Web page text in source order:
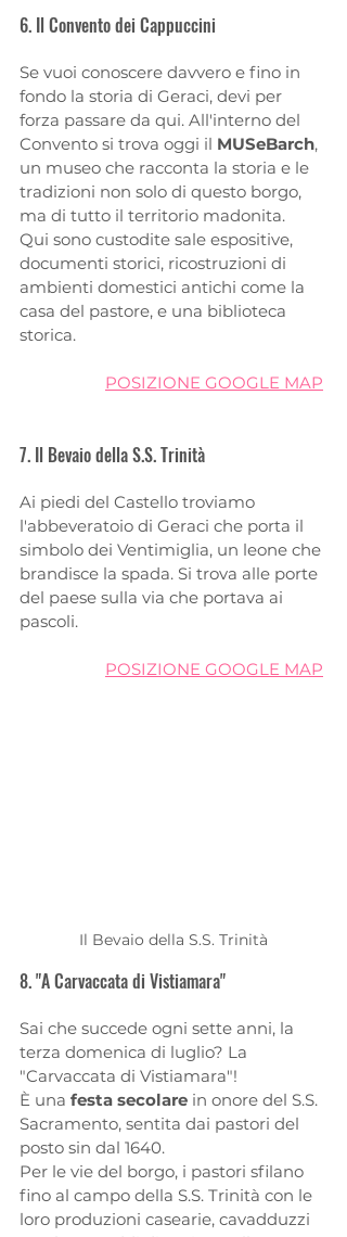
6. Il Convento dei Cappuccini
Se vuoi conoscere davvero e fino in
fondo la storia di Geraci, devi per
forza passare da qui. All'interno del
Convento si trova oggi il MUSeBarch,
un museo che racconta la storia e le
tradizioni non solo di questo borgo,
ma di tutto il territorio madonita.
Qui sono custodite sale espositive,
documenti storici, ricostruzioni di
ambienti domestici antichi come la
casa del pastore, e una biblioteca
storica.
POSIZIONE GOOGLE MAP
7. Il Bevaio della S.S. Trinità
Ai piedi del Castello troviamo
l'abbeveratoio di Geraci che porta il
simbolo dei Ventimiglia, un leone che
brandisce la spada. Si trova alle porte
del paese sulla via che portava ai
pascoli.
POSIZIONE GOOGLE MAP
Il Bevaio della S.S. Trinità
8. "A Carvaccata di Vistiamara"
Sai che succede ogni sette anni, la
terza domenica di luglio? La
"Carvaccata di Vistiamara"!
È una festa secolare in onore del S.S.
Sacramento, sentita dai pastori del
posto sin dal 1640.
Per le vie del borgo, i pastori sfilano
fino al campo della S.S. Trinità con le
loro produzioni casearie, cavadduzzi